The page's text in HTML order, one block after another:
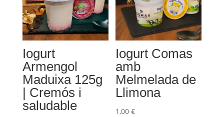
Iogurt
Armengol
Maduixa 125g
| Cremós i
saludable
Iogurt Comas
amb
Melmelada de
Llimona
1,00€